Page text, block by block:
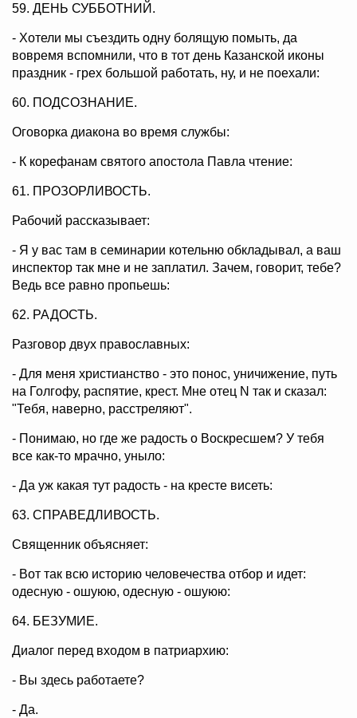
59. ДЕНЬ СУББОТНИЙ.
- Хотели мы съездить одну болящую помыть, да
вовремя вспомнили, что в тот день Казанской иконы
праздник - грех большой работать, ну, и не поехали:
60. ПОДСОЗНАНИЕ.
Оговорка диакона во время службы:
- К корефанам святого апостола Павла чтение:
61. ПРОЗОРЛИВОСТЬ.
Рабочий рассказывает:
- Я у вас там в семинарии котельню обкладывал, а ваш
инспектор так мне и не заплатил. Зачем, говорит, тебе?
Ведь все равно пропьешь:
62. РАДОСТЬ.
Разговор двух православных:
- Для меня христианство - это понос, уничижение, путь
на Голгофу, распятие, крест. Мне отец N так и сказал:
"Тебя, наверно, расстреляют".
- Понимаю, но где же радость о Воскресшем? У тебя
все как-то мрачно, уныло:
- Да уж какая тут радость - на кресте висеть:
63. СПРАВЕДЛИВОСТЬ.
Священник объясняет:
- Вот так всю историю человечества отбор и идет:
одесную - ошуюю, одесную - ошуюю:
64. БЕЗУМИЕ.
Диалог перед входом в патриархию:
- Вы здесь работаете?
- Да.